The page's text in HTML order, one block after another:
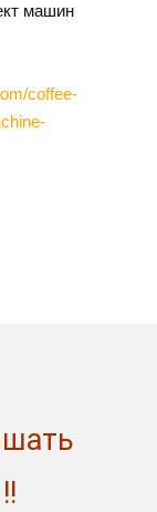
машин
coffee-